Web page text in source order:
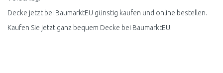
Decke jetzt bei BaumarktEU günstig kaufen und online bestellen.
Kaufen Sie jetzt ganz bequem Decke bei BaumarktEU.